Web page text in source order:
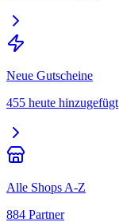
Neue Gutscheine
455 heute hinzugefügt
Alle Shops A-Z
884 Partner